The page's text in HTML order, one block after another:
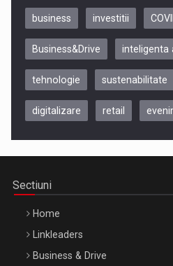
Be Inspired. Make it Happen!,
business investitii
Business&Drive inteligenta
tehnologie sustenabilitate
digitalizare retail
Sectiuni
Home
Linkleaders
Business & Drive